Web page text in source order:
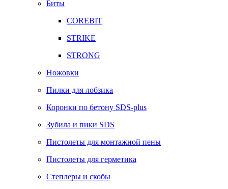
Биты
COREBIT
STRIKE
STRONG
Ножовки
Пилки для лобзика
Коронки по бетону SDS-plus
Зубила и пики SDS
Пистолеты для монтажной пены
Пистолеты для герметика
Степлеры и скобы